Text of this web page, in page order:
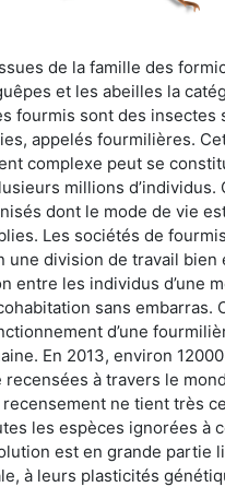
de la famille des
et les abeilles la
fourmis sont des insectes
appelés fourmilières.
complexe peut se
millions d’individus.
dont le mode de vie
Les sociétés de fourmis
une division de travail bien
entre les individus d’une
sans embarras.
d’une
En 2013, environ
à travers le
recensement ne tient très
les espèces ignorées à
est en grande partie
à leurs plasticités